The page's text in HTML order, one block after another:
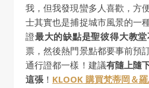
我，但我發現蠻多人喜歡，方
士其實也是捕捉城市風景的一
證最大的缺點是聖彼得大教
票，然後熱門景點都要事前預
通行證都一樣！建議有隨上隨
這張 ！ KLOOK 購買梵蒂岡＆